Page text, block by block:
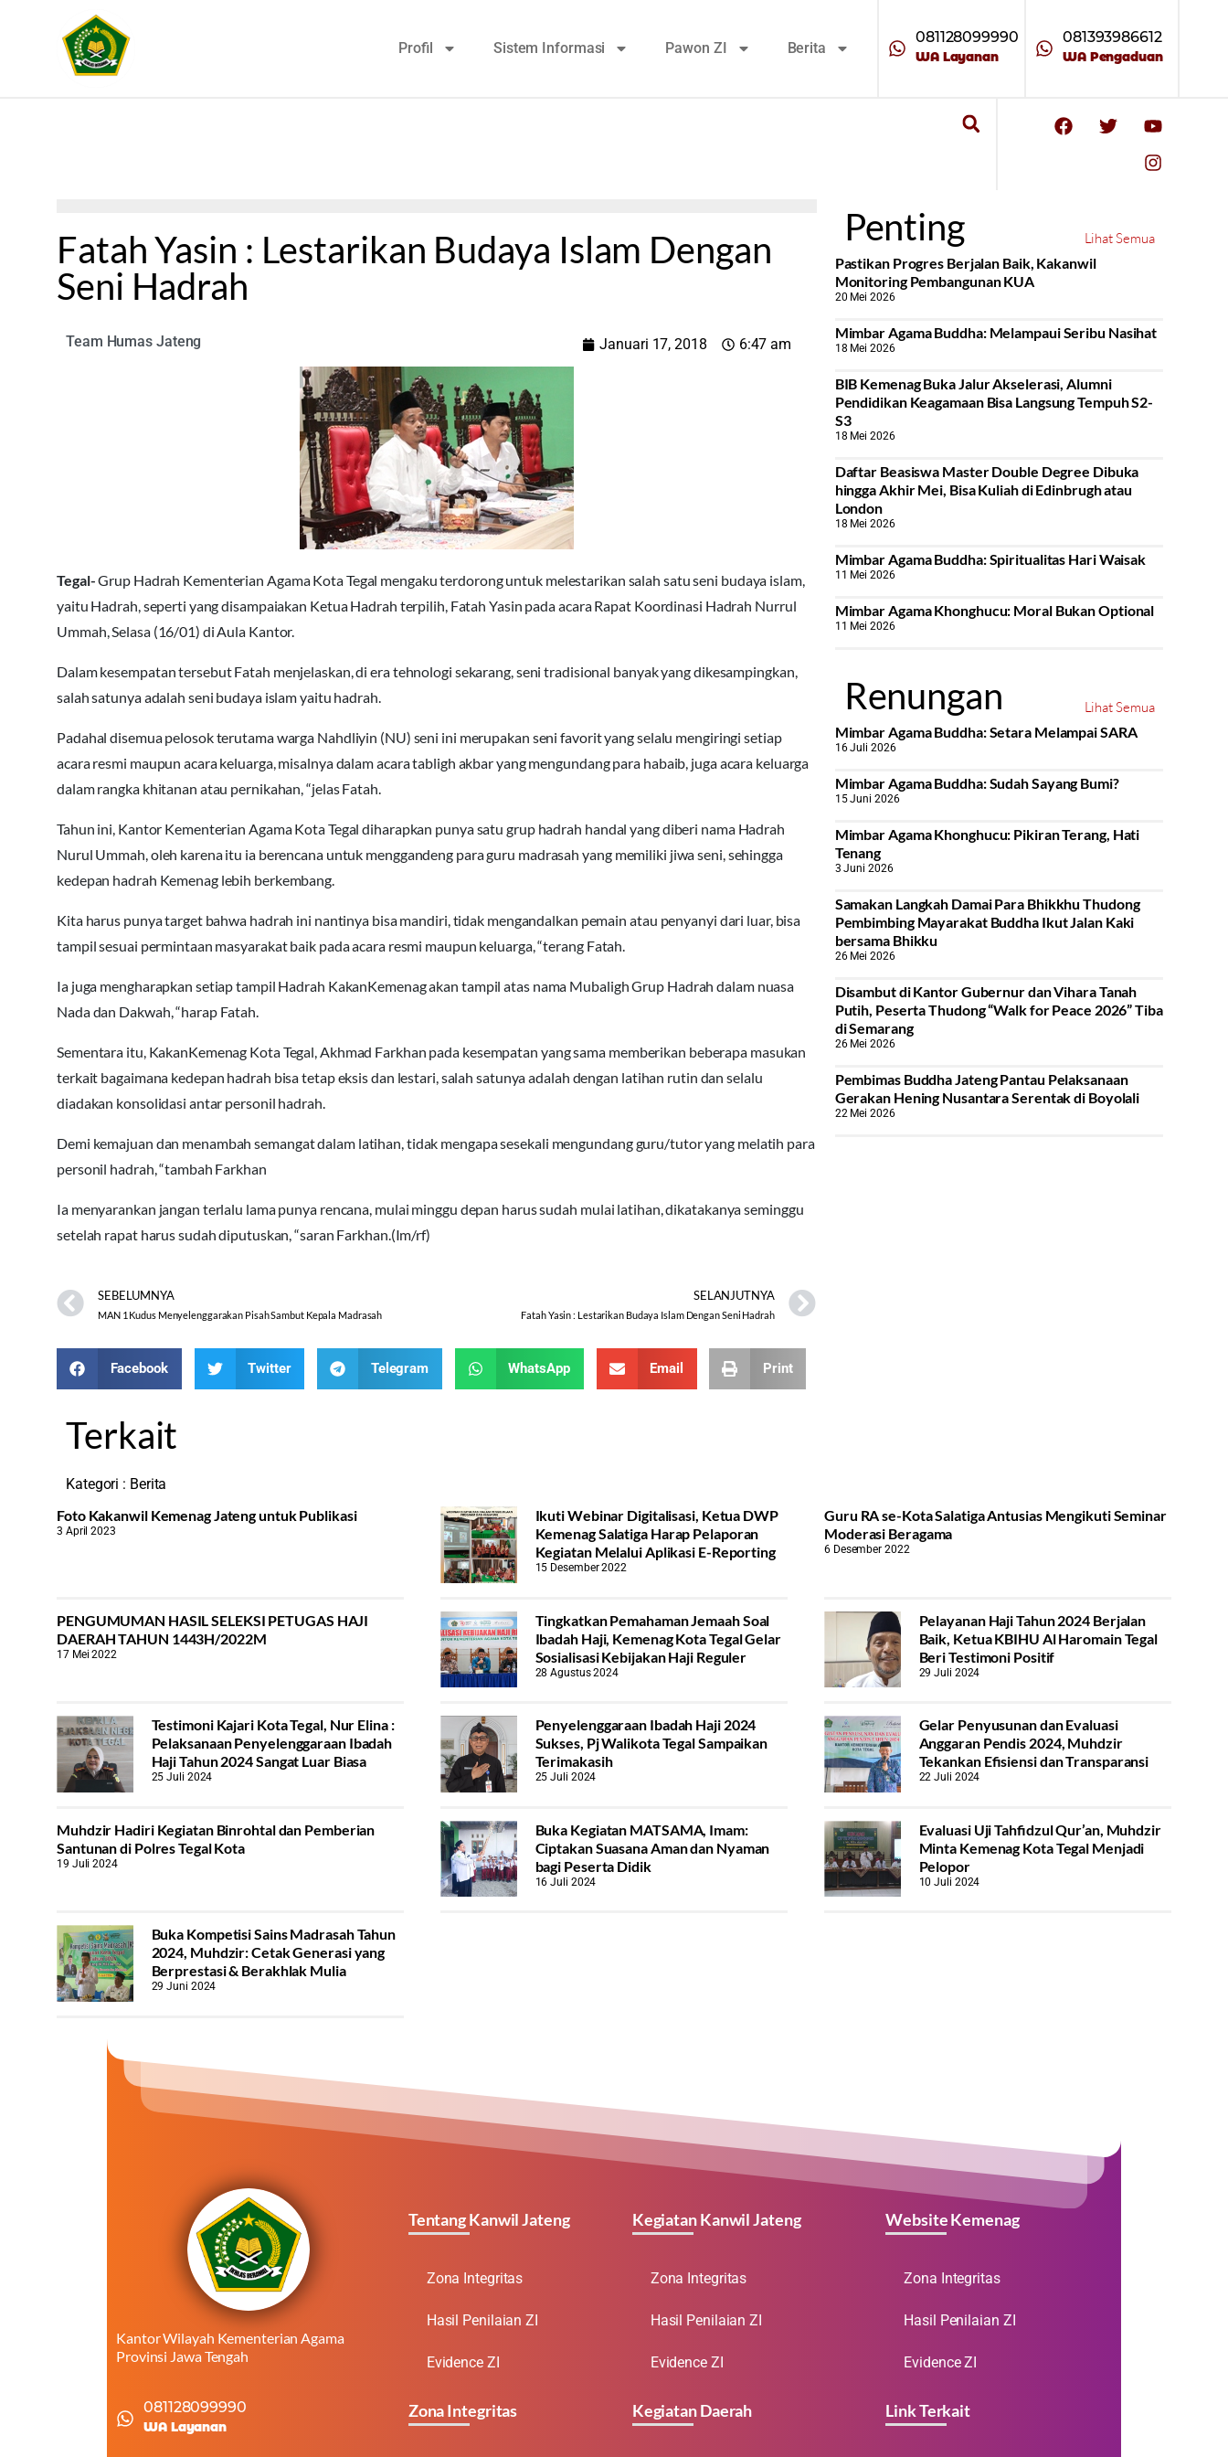
Profil Sistem Informasi Pawon ZI Berita
081128099990
WA Layanan
081393986612
WA Pengaduan
Fatah Yasin : Lestarikan Budaya Islam Dengan
Seni Hadrah
Team Humas Jateng Januari 17, 2018 6:47 am
Tegal-Grup Hadrah Kementerian Agama Kota Tegal mengaku terdorong untuk melestarikan salah satu seni budaya islam,
yaitu Hadrah, seperti yang disampaiakan Ketua Hadrah terpilih, Fatah Yasin pada acara Rapat Koordinasi Hadrah Nurrul
Ummah, Selasa (16/01) di Aula Kantor.
Dalam kesempatan tersebut Fatah menjelaskan, di era tehnologi sekarang, seni tradisional banyak yang dikesampingkan,
salah satunya adalah seni budaya islam yaitu hadrah.
Padahal disemua pelosok terutama warga Nahdliyin (NU) seni ini merupakan seni favorit yang selalu mengiringi setiap
acara resmi maupun acara keluarga, misalnya dalam acara tabligh akbar yang mengundang para habaib, juga acara keluarga
dalam rangka khitanan atau pernikahan, “jelas Fatah.
Tahun ini, Kantor Kementerian Agama Kota Tegal diharapkan punya satu grup hadrah handal yang diberi nama Hadrah
Nurul Ummah, oleh karena itu ia berencana untuk menggandeng para guru madrasah yang memiliki jiwa seni, sehingga
kedepan hadrah Kemenag lebih berkembang.
Kita harus punya target bahwa hadrah ini nantinya bisa mandiri, tidak mengandalkan pemain atau penyanyi dari luar, bisa
tampil sesuai permintaan masyarakat baik pada acara resmi maupun keluarga, “terang Fatah.
Ia juga mengharapkan setiap tampil Hadrah KakanKemenag akan tampil atas nama Mubaligh Grup Hadrah dalam nuasa
Nada dan Dakwah, “harap Fatah.
Sementara itu, KakanKemenag Kota Tegal, Akhmad Farkhan pada kesempatan yang sama memberikan beberapa masukan
terkait bagaimana kedepan hadrah bisa tetap eksis dan lestari, salah satunya adalah dengan latihan rutin dan selalu
diadakan konsolidasi antar personil hadrah.
Demi kemajuan dan menambah semangat dalam latihan, tidak mengapa sesekali mengundang guru/tutor yang melatih para
personil hadrah, “tambah Farkhan
Ia menyarankan jangan terlalu lama punya rencana, mulai minggu depan harus sudah mulai latihan, dikatakanya seminggu
setelah rapat harus sudah diputuskan, “saran Farkhan.(Im/rf)
SEBELUMNYA
MAN 1 Kudus Menyelenggarakan Pisah Sambut Kepala Madrasah
SELANJUTNYA
Fatah Yasin : Lestarikan Budaya Islam Dengan Seni Hadrah
Facebook Twitter Telegram WhatsApp Email Print
Penting
Lihat Semua
Pastikan Progres Berjalan Baik, Kakanwil
Monitoring Pembangunan KUA
20 Mei 2026
Mimbar Agama Buddha: Melampaui Seribu Nasihat
18 Mei 2026
BIB Kemenag Buka Jalur Akselerasi, Alumni
Pendidikan Keagamaan Bisa Langsung Tempuh S2-
S3
18 Mei 2026
Daftar Beasiswa Master Double Degree Dibuka
hingga Akhir Mei, Bisa Kuliah di Edinbrugh atau
London
18 Mei 2026
Mimbar Agama Buddha: Spiritualitas Hari Waisak
11 Mei 2026
Mimbar Agama Khonghucu: Moral Bukan Optional
11 Mei 2026
Renungan
Lihat Semua
Mimbar Agama Buddha: Setara Melampai SARA
16 Juli 2026
Mimbar Agama Buddha: Sudah Sayang Bumi?
15 Juni 2026
Mimbar Agama Khonghucu: Pikiran Terang, Hati
Tenang
3 Juni 2026
Samakan Langkah Damai Para Bhikkhu Thudong
Pembimbing Mayarakat Buddha Ikut Jalan Kaki
bersama Bhikku
26 Mei 2026
Disambut di Kantor Gubernur dan Vihara Tanah
Putih, Peserta Thudong “Walk for Peace 2026” Tiba
di Semarang
26 Mei 2026
‎Pembimas Buddha Jateng Pantau Pelaksanaan
Gerakan Hening Nusantara Serentak di Boyolali
22 Mei 2026
Terkait
Kategori : Berita
Foto Kakanwil Kemenag Jateng untuk Publikasi
3 April 2023
Ikuti Webinar Digitalisasi, Ketua DWP
Kemenag Salatiga Harap Pelaporan
Kegiatan Melalui Aplikasi E-Reporting
15 Desember 2022
Guru RA se-Kota Salatiga Antusias Mengikuti Seminar
Moderasi Beragama
6 Desember 2022
PENGUMUMAN HASIL SELEKSI PETUGAS HAJI
DAERAH TAHUN 1443H/2022M
17 Mei 2022
Tingkatkan Pemahaman Jemaah Soal
Ibadah Haji, Kemenag Kota Tegal Gelar
Sosialisasi Kebijakan Haji Reguler
28 Agustus 2024
Pelayanan Haji Tahun 2024 Berjalan
Baik, Ketua KBIHU Al Haromain Tegal
Beri Testimoni Positif
29 Juli 2024
Testimoni Kajari Kota Tegal, Nur Elina :
Pelaksanaan Penyelenggaraan Ibadah
Haji Tahun 2024 Sangat Luar Biasa
25 Juli 2024
Penyelenggaraan Ibadah Haji 2024
Sukses, Pj Walikota Tegal Sampaikan
Terimakasih
25 Juli 2024
Gelar Penyusunan dan Evaluasi
Anggaran Pendis 2024, Muhdzir
Tekankan Efisiensi dan Transparansi
22 Juli 2024
Muhdzir Hadiri Kegiatan Binrohtal dan Pemberian
Santunan di Polres Tegal Kota
19 Juli 2024
Buka Kegiatan MATSAMA, Imam:
Ciptakan Suasana Aman dan Nyaman
bagi Peserta Didik
16 Juli 2024
Evaluasi Uji Tahfidzul Qur’an, Muhdzir
Minta Kemenag Kota Tegal Menjadi
Pelopor
10 Juli 2024
Buka Kompetisi Sains Madrasah Tahun
2024, Muhdzir: Cetak Generasi yang
Berprestasi & Berakhlak Mulia
29 Juni 2024
Kantor Wilayah Kementerian Agama
Provinsi Jawa Tengah
081128099990
WA Layanan
Tentang Kanwil Jateng
Zona Integritas
Hasil Penilaian ZI
Evidence ZI
Zona Integritas
Kegiatan Kanwil Jateng
Zona Integritas
Hasil Penilaian ZI
Evidence ZI
Kegiatan Daerah
Website Kemenag
Zona Integritas
Hasil Penilaian ZI
Evidence ZI
Link Terkait